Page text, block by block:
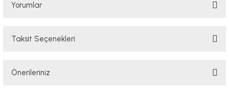
Yorumlar
Taksit Seçenekleri
Önerileriniz